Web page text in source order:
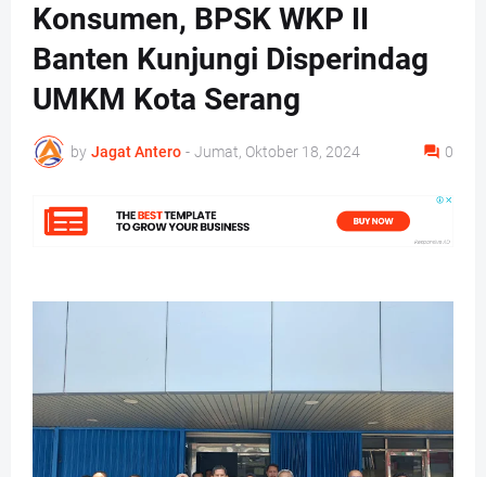
Konsumen, BPSK WKP II
Banten Kunjungi Disperindag
UMKM Kota Serang
by Jagat Antero - Jumat, Oktober 18, 2024 0